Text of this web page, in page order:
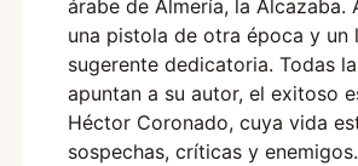
árabe de Almería, la Alcazaba.
una pistola de otra época y un
sugerente dedicatoria. Todas
apuntan a su autor, el exitoso
Héctor Coronado, cuya vida
sospechas, críticas y enemigos.